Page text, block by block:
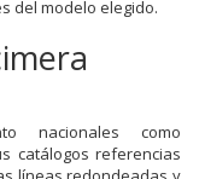
del modelo elegido.
nacionales como
catálogos referencias